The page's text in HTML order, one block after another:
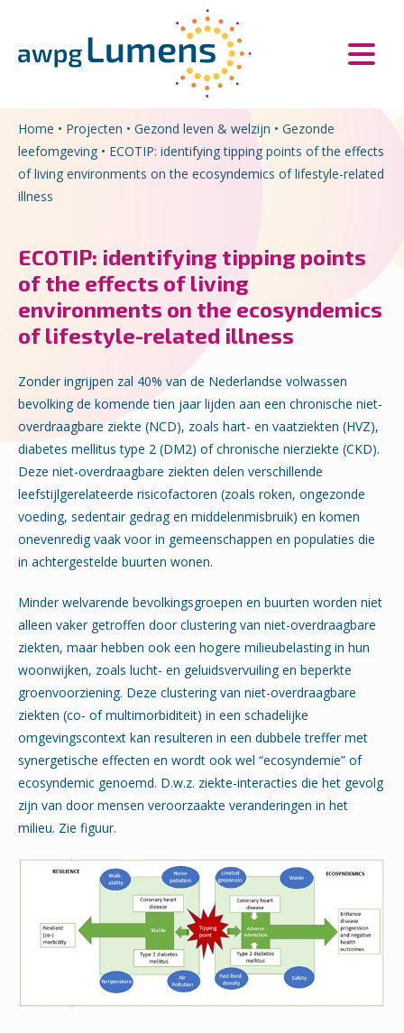
Home • Projecten • Gezond leven & welzijn • Gezonde
leefomgeving • ECOTIP: identifying tipping points of the effects
of living environments on the ecosyndemics of lifestyle-related
illness
ECOTIP: identifying tipping points
of the effects of living
environments on the ecosyndemics
of lifestyle-related illness
Zonder ingrijpen zal 40% van de Nederlandse volwassen
bevolking de komende tien jaar lijden aan een chronische niet-
overdraagbare ziekte (NCD), zoals hart- en vaatziekten (HVZ),
diabetes mellitus type 2 (DM2) of chronische nierziekte (CKD).
Deze niet-overdraagbare ziekten delen verschillende
leefstijlgerelateerde risico­factoren (zoals roken, ongezonde
voeding, sedentair gedrag en middelenmisbruik) en komen
onevenredig vaak voor in gemeenschappen en populaties die
in achtergestelde buurten wonen.
Minder welvarende bevolkingsgroepen en buurten worden niet
alleen vaker getroffen door clustering van niet-overdraagbare
ziekten, maar hebben ook een hogere milieubelasting in hun
woonwijken, zoals lucht- en geluidsvervuiling en beperkte
groenvoorziening. Deze clustering van niet-overdraagbare
ziekten (co- of multimorbiditeit) in een schadelijke
omgevingscontext kan resulteren in een dubbele treffer met
synergetische effecten en wordt ook wel “ecosyndemie” of
ecosyndemic genoemd. D.w.z. ziekte-interacties die het gevolg
zijn van door mensen veroorzaakte veranderingen in het
milieu. Zie figuur.